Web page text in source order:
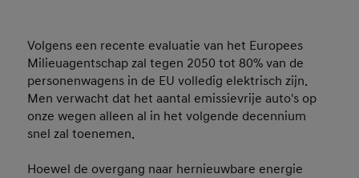
Volgens een recente evaluatie van het Europees
Milieuagentschap zal tegen 2050 tot 80% van de
personenwagens in de EU volledig elektrisch zijn.
Men verwacht dat het aantal emissievrije auto's op
onze wegen alleen al in het volgende decennium
snel zal toenemen.
Hoewel de overgang naar hernieuwbare energie